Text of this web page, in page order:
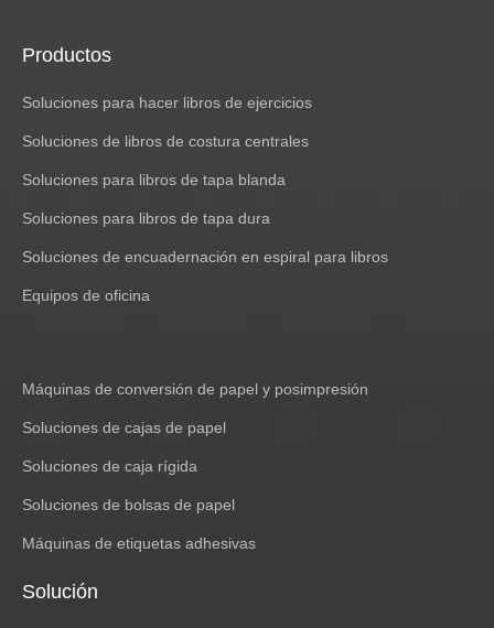
Productos
Soluciones para hacer libros de ejercicios
Soluciones de libros de costura centrales
Soluciones para libros de tapa blanda
Soluciones para libros de tapa dura
Soluciones de encuadernación en espiral para libros
Equipos de oficina
Máquinas de conversión de papel y posimpresión
Soluciones de cajas de papel
Soluciones de caja rígida
Soluciones de bolsas de papel
Máquinas de etiquetas adhesivas
Solución